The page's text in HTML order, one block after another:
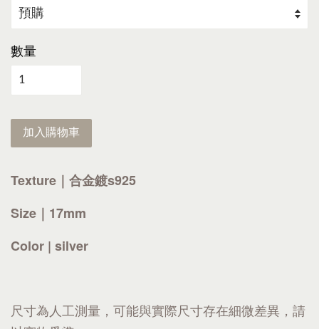
數量
加入購物車
Texture｜合金鍍s925
Size｜17mm
Color | silver
尺寸為人工測量，可能與實際尺寸存在細微差異，請